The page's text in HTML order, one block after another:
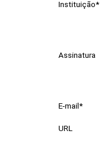
Instituição*
Assinatura
E-mail*
URL